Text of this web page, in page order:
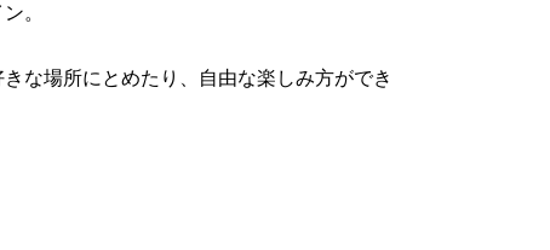
。
な場所にとめたり、自由な楽しみ方ができ